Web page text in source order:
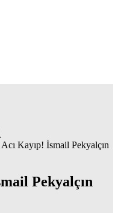
Kayıp! İsmail Pekyalçın
Pekyalçın